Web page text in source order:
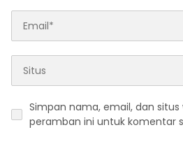
Simpan nama, email, dan situs
peramban ini untuk komentar